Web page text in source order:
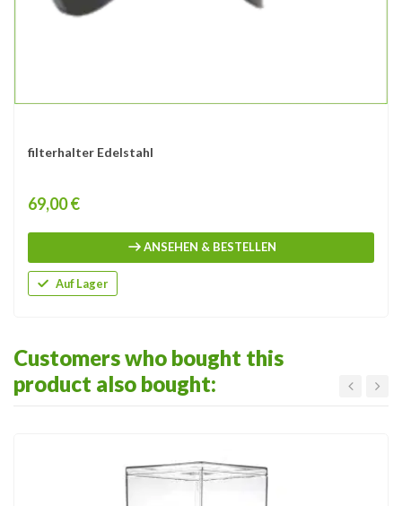
filterhalter Edelstahl
Price
69,00 €
ANSEHEN & BESTELLEN
Auf Lager
Customers who bought this
product also bought: